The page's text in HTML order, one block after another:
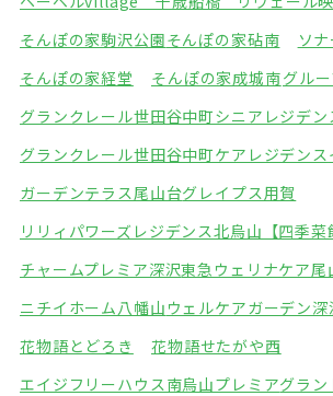
そんぽの家駒沢公園そんぽの家砧南
ソ
そんぽの家経堂
そんぽの家成城南グル
グランクレール世田谷中町シニアレジデン
グランクレール世田谷中町ケアレジデンス
ガーデンテラス尾山台グレイプス用賀
リリィパワーズレジデンス北烏山【四季菜
チャームプレミア深沢東急ウェリナケア尾
ニチイホーム八幡山 ウェルケアガーデン深
花物語とどろき
花物語せたがや西
エイジフリーハウス南烏山プレミアグラ